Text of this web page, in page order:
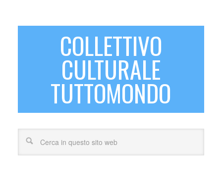
COLLETTIVO
CULTURALE
TUTTOMONDO